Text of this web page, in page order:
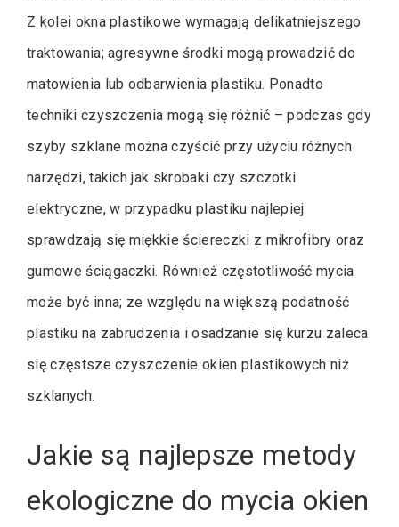
Z kolei okna plastikowe wymagają delikatniejszego
traktowania; agresywne środki mogą prowadzić do
matowienia lub odbarwienia plastiku. Ponadto
techniki czyszczenia mogą się różnić – podczas gdy
szyby szklane można czyścić przy użyciu różnych
narzędzi, takich jak skrobaki czy szczotki
elektryczne, w przypadku plastiku najlepiej
sprawdzają się miękkie ściereczki z mikrofibry oraz
gumowe ściągaczki. Również częstotliwość mycia
może być inna; ze względu na większą podatność
plastiku na zabrudzenia i osadzanie się kurzu zaleca
się częstsze czyszczenie okien plastikowych niż
szklanych.
Jakie są najlepsze metody
ekologiczne do mycia okien